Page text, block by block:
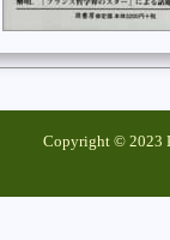
Copyright © 2023